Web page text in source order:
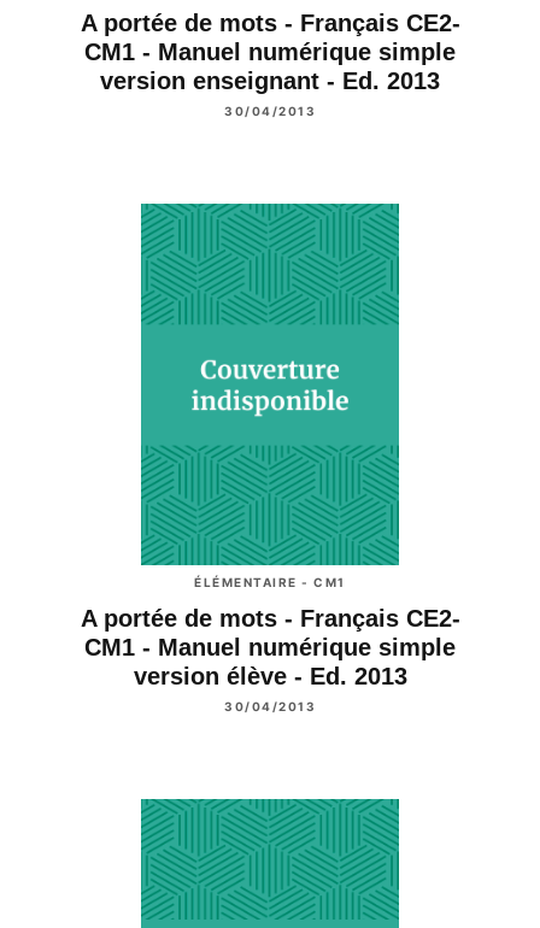
A portée de mots - Français CE2-
CM1 - Manuel numérique simple
version enseignant - Ed. 2013
30/04/2013
ÉLÉMENTAIRE - CM1
A portée de mots - Français CE2-
CM1 - Manuel numérique simple
version élève - Ed. 2013
30/04/2013